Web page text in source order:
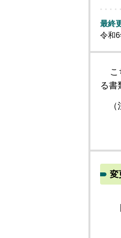
最終
令和
る書
（
変